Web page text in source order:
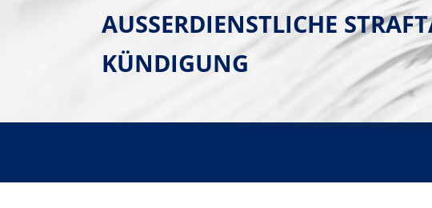
AUSSERDIENSTLICHE
ÜNDIGUNG